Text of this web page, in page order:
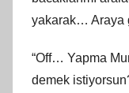
yakarak… Araya
“Off… Yapma
demek